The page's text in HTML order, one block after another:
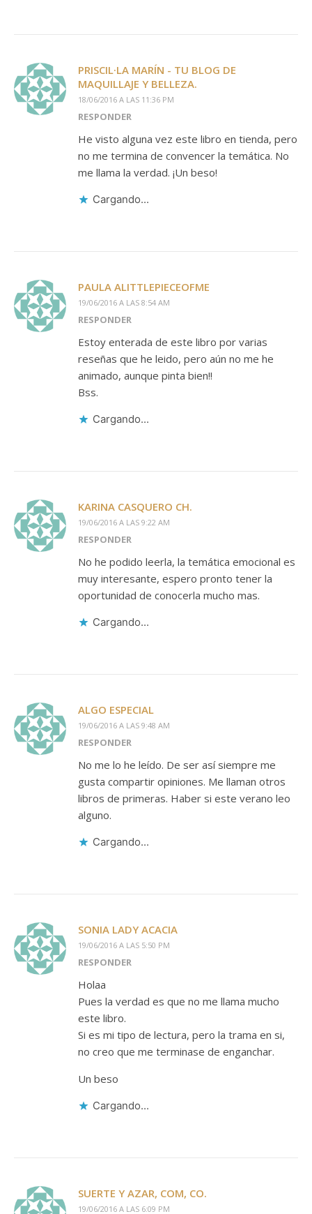
PRISCIL·LA MARÍN - TU BLOG DE
MAQUILLAJE Y BELLEZA.
18/06/2016 A LAS 11:36 PM
RESPONDER
He visto alguna vez este libro en tienda, pero
no me termina de convencer la temática. No
me llama la verdad. ¡Un beso!
Cargando...
PAULA ALITTLEPIECEOFME
19/06/2016 A LAS 8:54 AM
RESPONDER
Estoy enterada de este libro por varias
reseñas que he leido, pero aún no me he
animado, aunque pinta bien!!
Bss.
Cargando...
KARINA CASQUERO CH.
19/06/2016 A LAS 9:22 AM
RESPONDER
No he podido leerla, la temática emocional es
muy interesante, espero pronto tener la
oportunidad de conocerla mucho mas.
Cargando...
ALGO ESPECIAL
19/06/2016 A LAS 9:48 AM
RESPONDER
No me lo he leído. De ser así siempre me
gusta compartir opiniones. Me llaman otros
libros de primeras. Haber si este verano leo
alguno.
Cargando...
SONIA LADY ACACIA
19/06/2016 A LAS 5:50 PM
RESPONDER
Holaa
Pues la verdad es que no me llama mucho
este libro.
Si es mi tipo de lectura, pero la trama en si,
no creo que me terminase de enganchar.
Un beso
Cargando...
SUERTE Y AZAR, COM, CO.
19/06/2016 A LAS 6:09 PM